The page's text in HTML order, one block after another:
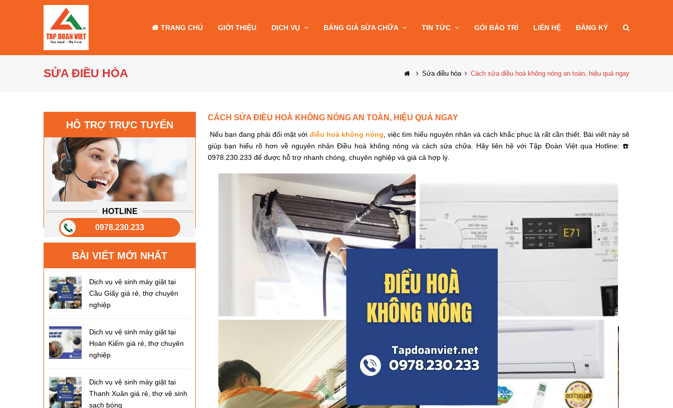
TRANG CHỦ GIỚI THIỆU DỊCH VỤ BẢNG GIÁ SỬA CHỮA TIN TỨC GÓI BẢO TRÌ LIÊN HỆ ĐĂNG KÝ
SỬA ĐIỀU HÒA Sửa điều hòa Cách sửa điều hoà không nóng an toàn, hiệu quả ngay
CÁCH SỬA ĐIỀU HOÀ KHÔNG NÓNG AN TOÀN, HIỆU QUẢ NGAY
Nếu bạn đang phải đối mặt với điều hoà không nóng , việc tìm hiểu nguyên nhân và cách khắc phục là rất cần thiết. Bài viết này sẽ
giúp bạn hiểu rõ hơn về nguyên nhân Điều hoà không nóng và cách sửa chữa. Hãy liên hệ với Tập Đoàn Việt qua Hotline: ☎️
0978.230.233 để được hỗ trợ nhanh chóng, chuyên nghiệp và giá cả hợp lý.
HỖ TRỢ TRỰC TUYẾN
HOTLINE
0978.230.233
BÀI VIẾT MỚI NHẤT
Dịch vụ vệ sinh máy giặt tại
Cầu Giấy giá rẻ, thợ chuyên
nghiệp
Dịch vụ vệ sinh máy giặt tại
Hoàn Kiếm giá rẻ, thợ chuyên
nghiệp
Dịch vụ vệ sinh máy giặt tại
Thanh Xuân giá rẻ, thợ vệ sinh
sạch bóng